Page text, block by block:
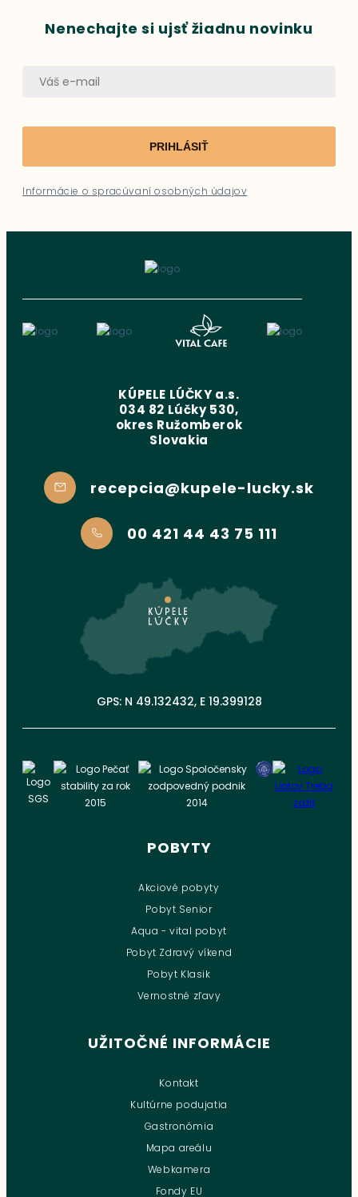
Nenechajte si ujsť žiadnu novinku
PRIHLÁSIŤ
Informácie o spracúvaní osobných údajov
KÚPELE LÚČKY a.s.
034 82 Lúčky 530,
okres Ružomberok
Slovakia
recepcia@kupele-lucky.sk
00 421 44 43 75 111
GPS: N 49.132432, E 19.399128
POBYTY
Akciové pobyty
Pobyt Senior
Aqua - vital pobyt
Pobyt Zdravý víkend
Pobyt Klasik
Vernostné zľavy
UŽITOČNÉ INFORMÁCIE
Kontakt
Kultúrne podujatia
Gastronómia
Mapa areálu
Webkamera
Fondy EU